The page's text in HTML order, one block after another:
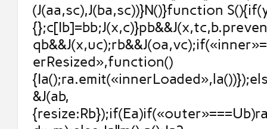
(J(aa,sc),J(ba,sc))}N()}function
erResized»,function()
&J(ab,